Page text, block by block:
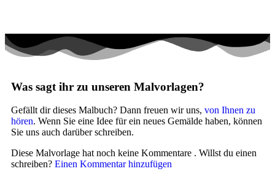
Winter und Weihnachten
Unkategorisiert
Was sagt ihr zu unseren Malvorlagen?
Gefällt dir dieses Malbuch? Dann freuen wir uns, von Ihnen zu
hören. Wenn Sie eine Idee für ein neues Gemälde haben, können
Sie uns auch darüber schreiben.
Diese Malvorlage hat noch keine Kommentare . Willst du einen
schreiben? Einen Kommentar hinzufügen